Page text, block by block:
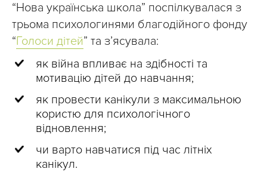
“Нова українська школа” поспілкувалася з
трьома психологинями благодійного фонду
“Голоси дітей” та з’ясувала:
як війна впливає на здібності та
мотивацію дітей до навчання;
як провести канікули з максимальною
користю для психологічного
відновлення;
чи варто навчатися під час літніх
канікул.